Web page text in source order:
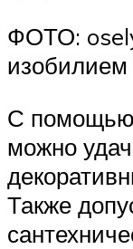
ФОТО:
изобилием
С помощью
можно
Также